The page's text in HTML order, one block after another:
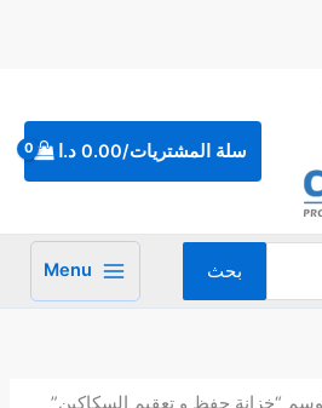
سلة المشتريات/0.00 د.ا
بحث Menu
“خزانة حفظ و تعقيم السكاكين”